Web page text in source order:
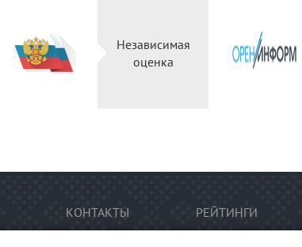
Независимая
оценка
КОНТАКТЫ РЕЙТИНГИ